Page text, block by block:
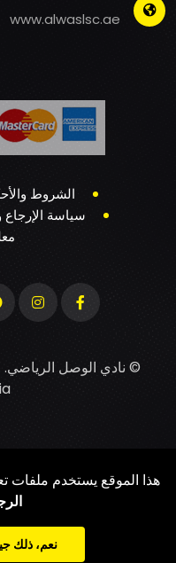
www.alwaslsc.ae
الشروط
سياسة الإرجاع
© نادي الوصل
هذا الموقع يستخدم ملفات
نعم، ذلك